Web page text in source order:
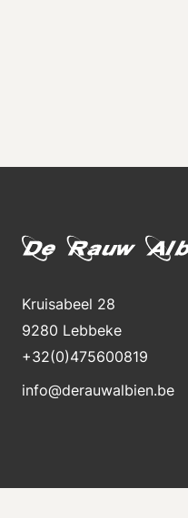
Kruisabeel 28
9280 Lebbeke
+32(0)475600819
info@derauwalbien.be
Blijft op de hoogte van